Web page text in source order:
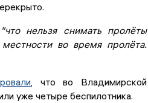
"что нельзя снимать пролёты
во время пролёта.
, что во Владимирской
уже четыре беспилотника.